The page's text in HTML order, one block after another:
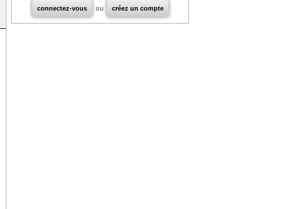
connectez-vous ou créez un compte